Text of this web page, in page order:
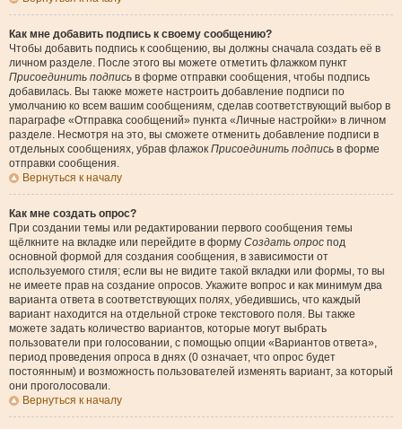
Как мне добавить подпись к своему сообщению?
Чтобы добавить подпись к сообщению, вы должны сначала создать её в
личном разделе. После этого вы можете отметить флажком пункт
Присоединить подпись в форме отправки сообщения, чтобы подпись
добавилась. Вы также можете настроить добавление подписи по
умолчанию ко всем вашим сообщениям, сделав соответствующий выбор в
параграфе «Отправка сообщений» пункта «Личные настройки» в личном
разделе. Несмотря на это, вы сможете отменить добавление подписи в
отдельных сообщениях, убрав флажок Присоединить подпись в форме
отправки сообщения.
Вернуться к началу
Как мне создать опрос?
При создании темы или редактировании первого сообщения темы
щёлкните на вкладке или перейдите в форму Создать опрос под
основной формой для создания сообщения, в зависимости от
используемого стиля; если вы не видите такой вкладки или формы, то вы
не имеете прав на создание опросов. Укажите вопрос и как минимум два
варианта ответа в соответствующих полях, убедившись, что каждый
вариант находится на отдельной строке текстового поля. Вы также
можете задать количество вариантов, которые могут выбрать
пользователи при голосовании, с помощью опции «Вариантов ответа»,
период проведения опроса в днях (0 означает, что опрос будет
постоянным) и возможность пользователей изменять вариант, за который
они проголосовали.
Вернуться к началу